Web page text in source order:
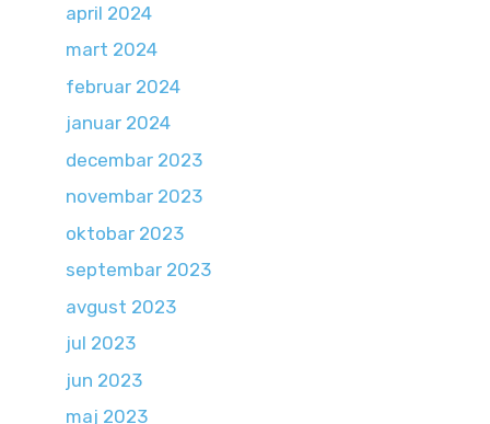
april 2024
mart 2024
februar 2024
januar 2024
decembar 2023
novembar 2023
oktobar 2023
septembar 2023
avgust 2023
jul 2023
jun 2023
maj 2023